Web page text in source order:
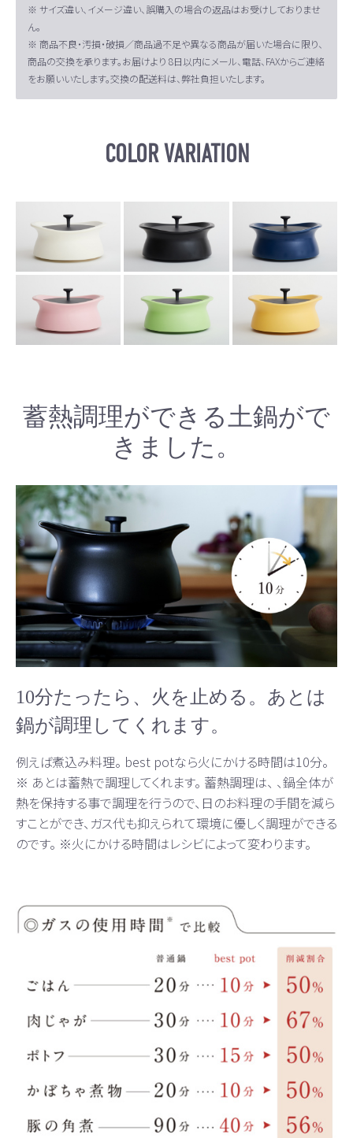
※ サイズ違い、イメージ違い、誤購入の場合の返品はお受けしておりませ
ん。
※ 商品不良・汚損・破損／商品過不足や異なる商品が届いた場合に限り、
商品の交換を承ります。お届けより 8日以内にメール、電話、FAXからご連絡
をお願いいたします。交換の配送料は、弊社負担いたします。
COLOR VARIATION
蓄熱調理ができる土鍋がで
きました。
10分たったら、火を止める。あとは
鍋が調理してくれます。
例えば煮込み料理。 best potなら火にかける時間は10分。
※ あとは蓄熱で調理してくれます。 蓄熱調理は、 、鍋全体が
熱を保持する事で調理を行うので、日のお料理の手間を減ら
すことができ、ガス代も抑えられて環境に優しく調理ができる
のです。 ※火にかける時間はレシビによって変わります。